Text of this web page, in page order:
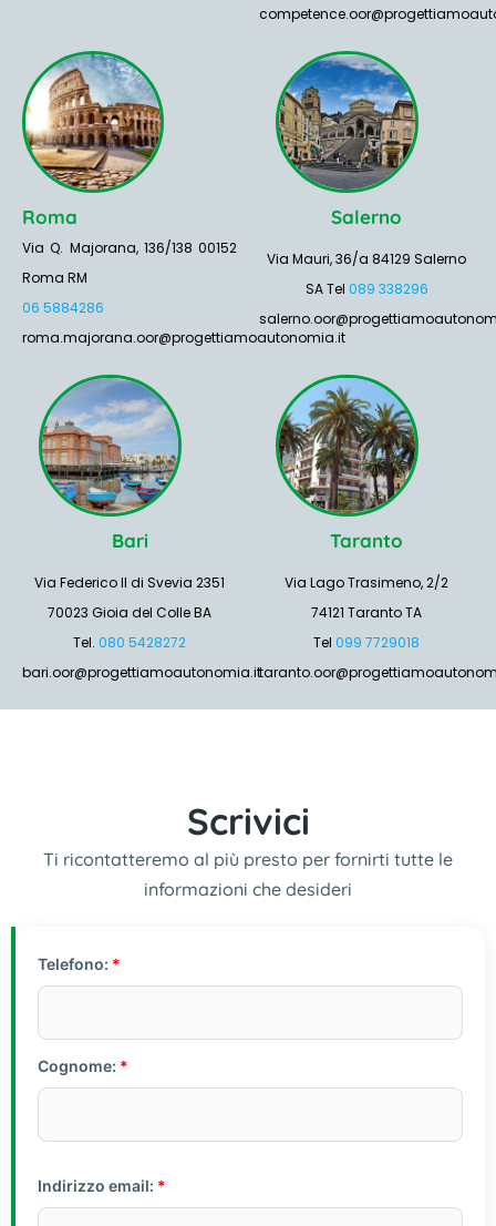
Roma
Via Q. Majorana, 136/138 00152
Roma RM
06 5884286
roma.majorana.oor@progettiamoautonomia.it
Salerno
Via Mauri, 36/a 84129 Salerno
SA Tel 089 338296
Bari
Via Federico II di Svevia 2351
70023 Gioia del Colle BA
Tel. 080 5428272
bari.oor@progettiamoautonomia.it
Taranto
Via Lago Trasimeno, 2/2
74121 Taranto TA
Tel 099 7729018
Scrivici
Ti ricontatteremo al più presto per fornirti tutte le
informazioni che desideri
Telefono: *
Cognome: *
Indirizzo email: *